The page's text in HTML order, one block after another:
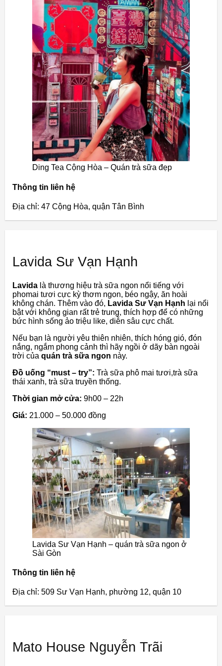
Ding Tea Cộng Hòa – Quán trà sữa đẹp
Thông tin liên hệ
Địa chỉ: 47 Cộng Hòa, quận Tân Bình
Lavida Sư Vạn Hạnh
Lavida là thương hiệu trà sữa ngon nổi tiếng với
phomai tươi cực kỳ thơm ngon, béo ngậy, ăn hoài
không chán. Thêm vào đó, Lavida Sư Vạn Hạnh lại nổi
bật với không gian rất trẻ trung, thích hợp để có những
bức hình sống ảo triệu like, diễn sâu cực chất.
Nếu bạn là người yêu thiên nhiên, thích hóng gió, đón
nắng, ngắm phong cảnh thì hãy ngồi ở dãy bàn ngoài
trời của quán trà sữa ngon này.
Đồ uống “must – try”: Trà sữa phô mai tươi,trà sữa
thái xanh, trà sữa truyền thống.
Thời gian mở cửa: 9h00 – 22h
Giá: 21.000 – 50.000 đồng
Lavida Sư Vạn Hạnh – quán trà sữa ngon ở
Sài Gòn
Thông tin liên hệ
Địa chỉ: 509 Sư Vạn Hạnh, phường 12, quận 10
Mato House Nguyễn Trãi